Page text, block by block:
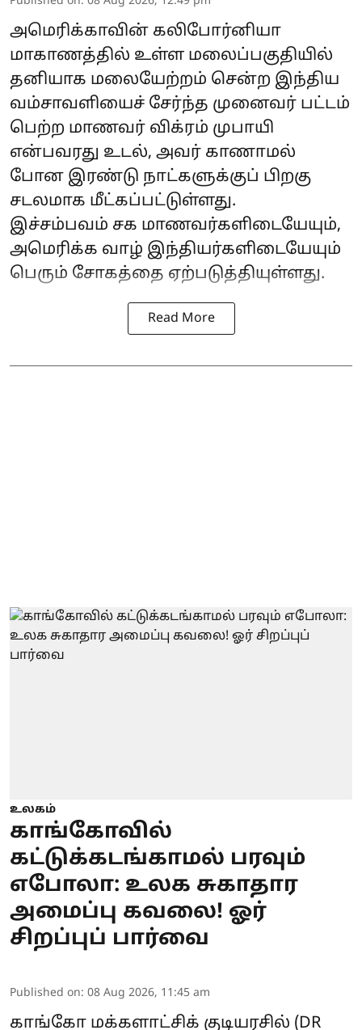
அமெரிக்காவின் கலிபோர்னியா
மாகாணத்தில் உள்ள மலைப்பகுதியில்
தனியாக மலையேற்றம் சென்ற இந்திய
வம்சாவளியைச் சேர்ந்த முனைவர் பட்டம்
பெற்ற மாணவர் விக்ரம் முபாயி
என்பவரது உடல், அவர் காணாமல்
போன இரண்டு நாட்களுக்குப் பிறகு
சடலமாக மீட்கப்பட்டுள்ளது.
இச்சம்பவம் சக மாணவர்களிடையேயும்,
அமெரிக்க வாழ் இந்தியர்களிடையேயும்
பெரும் சோகத்தை ஏற்படுத்தியுள்ளது.
Read More
உலகம்
காங்கோவில்
கட்டுக்கடங்காமல் பரவும்
எபோலா: உலக சுகாதார
அமைப்பு கவலை! ஓர்
சிறப்புப் பார்வை
Published on: 08 Aug 2026, 11:45 am
காங்கோ மக்களாட்சிக் குடியரசில் (DR